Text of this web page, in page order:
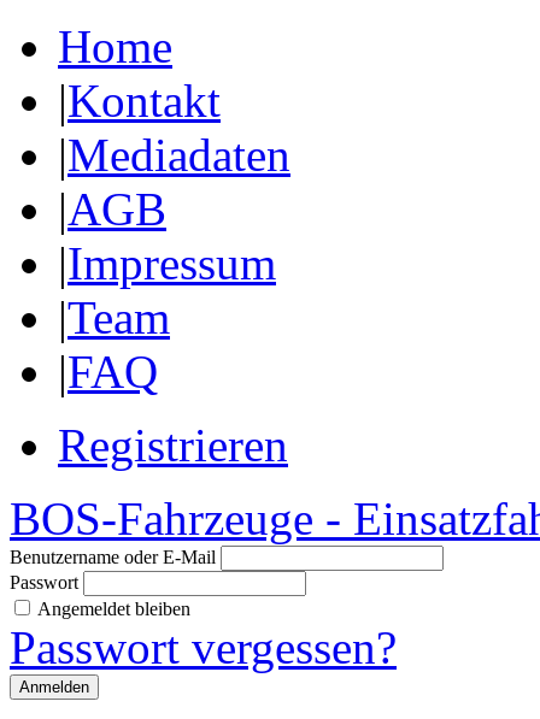
Home
|Kontakt
|Mediadaten
|AGB
|Impressum
|Team
|FAQ
Registrieren
BOS-Fahrzeuge -
Benutzername oder E-Mail
Passwort
Angemeldet bleiben
Passwort vergessen?